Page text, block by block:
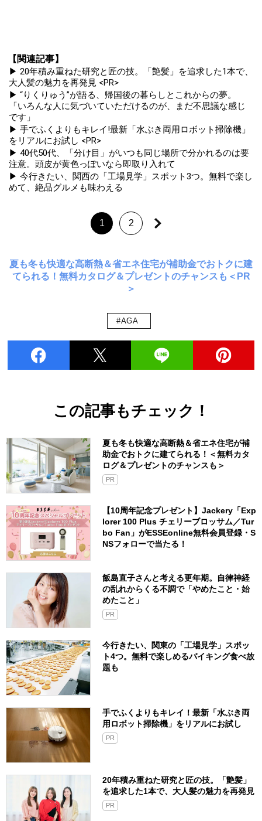
【関連記事】
▶ 20年積み重ねた研究と匠の技。「艶髪」を追求した1本で、
大人髪の魅力を再発見 <PR>
▶ “りくりゅう”が語る、帰国後の暮らしとこれからの夢。
「いろんな人に気づいていただけるのが、まだ不思議な感じ
です」
▶ 手でふくよりもキレイ!最新「水ぶき両用ロボット掃除機」
をリアルにお試し <PR>
▶ 40代50代、「分け目」がいつも同じ場所で分かれるのは要
注意。頭皮が黄色っぽいなら即取り入れて
▶ 今行きたい、関西の「工場見学」スポット3つ。無料で楽し
めて、絶品グルメも味わえる
1 2
夏も冬も快適な高断熱＆省エネ住宅が補助金でおトクに建
てられる！無料カタログ＆プレゼントのチャンスも＜PR
＞
#AGA
この記事もチェック！
夏も冬も快適な高断熱＆省エネ住宅が補
助金でおトクに建てられる！＜無料カタ
ログ＆プレゼントのチャンスも＞
PR
【10周年記念プレゼント】Jackery「Exp
lorer 100 Plus チェリーブロッサム／Tur
bo Fan」がESSEonline無料会員登録・S
NSフォローで当たる！
飯島直子さんと考える更年期。自律神経
の乱れからくる不調で「やめたこと・始
めたこと」
PR
今行きたい、関東の「工場見学」スポッ
ト4つ。無料で楽しめるバイキング食べ放
題も
手でふくよりもキレイ！最新「水ぶき両
用ロボット掃除機」をリアルにお試し
PR
20年積み重ねた研究と匠の技。「艶髪」
を追求した1本で、大人髪の魅力を再発見
PR